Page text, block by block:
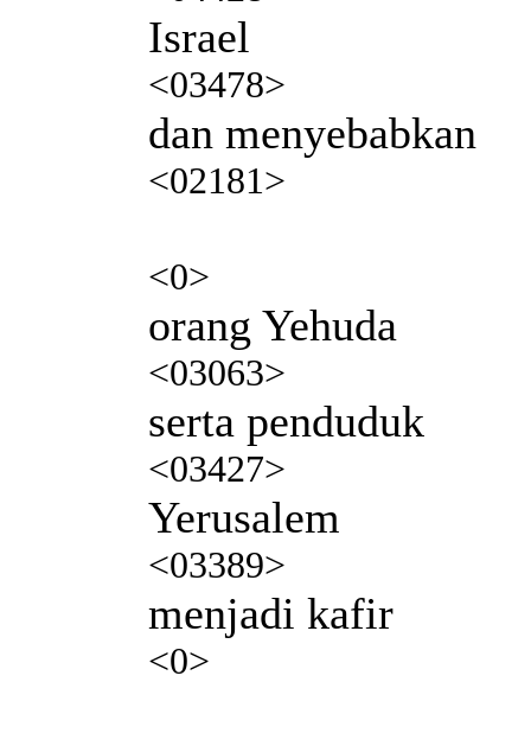
Israel
<03478>
dan menyebabkan
<02181>
<0>
orang Yehuda
<03063>
serta penduduk
<03427>
Yerusalem
<03389>
menjadi kafir
<0>